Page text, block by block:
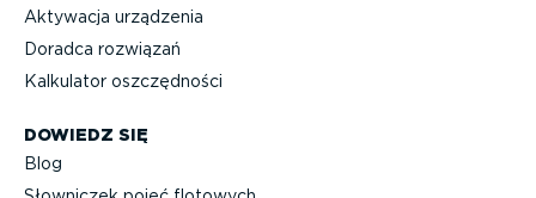
Aktywacja urządzenia
Doradca rozwiązań
Kalkulator oszczęd­ności
DOWIEDZ SIĘ
Blog